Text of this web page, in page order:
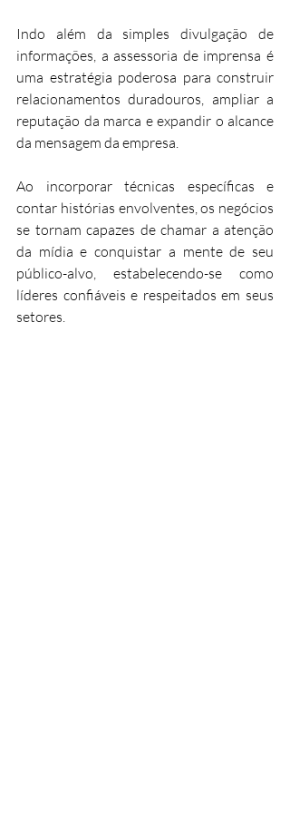
Indo além da simples divulgação de
informações, a assessoria de imprensa é
uma estratégia poderosa para construir
relacionamentos duradouros, ampliar a
reputação da marca e expandir o alcance
da mensagem da empresa.
Ao incorporar técnicas específicas e
contar histórias envolventes, os negócios
se tornam capazes de chamar a atenção
da mídia e conquistar a mente de seu
público-alvo, estabelecendo-se como
líderes confiáveis e respeitados em seus
setores.